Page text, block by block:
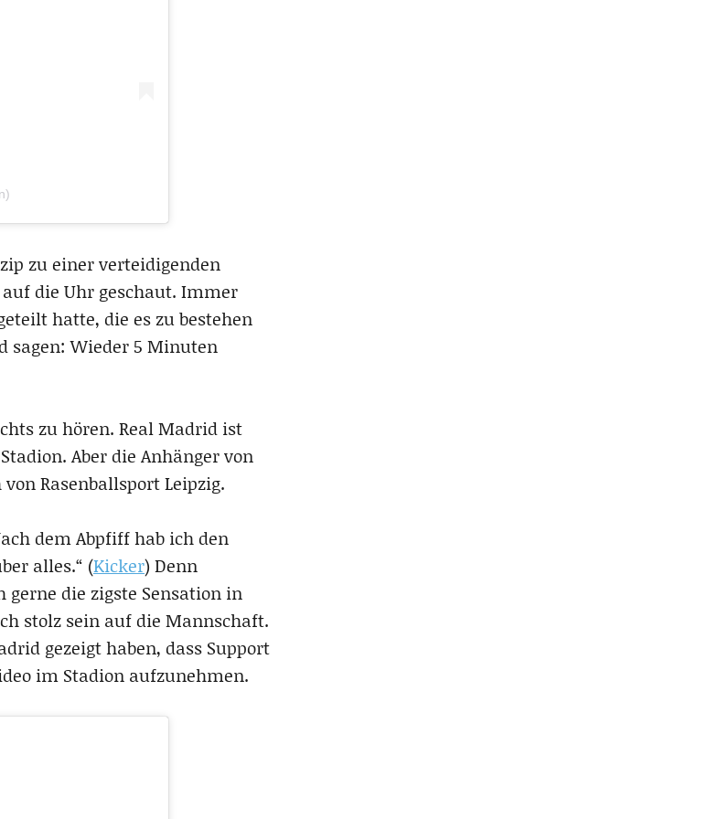
zu einer verteidigenden
die Uhr geschaut. Immer
hatte, die es zu bestehen
sagen: Wieder 5 Minuten
zu hören. Real Madrid ist
Aber die Anhänger von
Rasenballsport Leipzig.
dem Abpfiff hab ich den
alles.“ (Kicker) Denn
die zigste Sensation in
stolz sein auf die Mannschaft.
gezeigt haben, dass Support
im Stadion aufzunehmen.